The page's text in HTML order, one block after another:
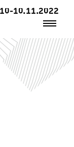
10.11.2022